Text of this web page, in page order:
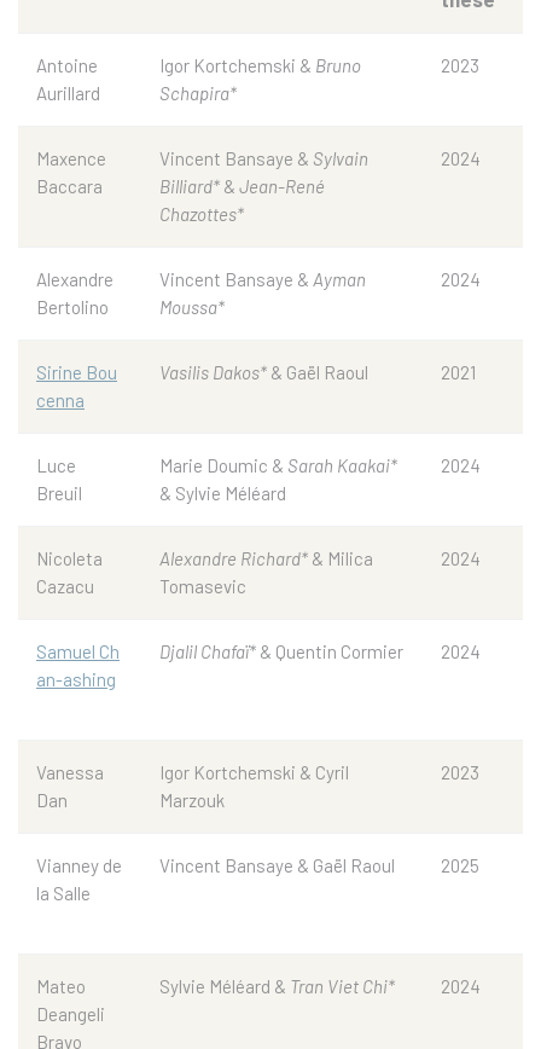
Antoine
Aurillard
Igor Kortchemski & Bruno
Schapira*
2023
Maxence
Baccara
Vincent Bansaye & Sylvain
Billiard* & Jean-René
Chazottes*
2024
Alexandre
Bertolino
Vincent Bansaye & Ayman
Moussa*
2024
Sirine Bou
cenna
Vasilis Dakos* & Gaël Raoul 2021
Luce
Breuil
Marie Doumic & Sarah Kaakai*
& Sylvie Méléard
2024
Nicoleta
Cazacu
Alexandre Richard* & Milica
Tomasevic
2024
Samuel Ch
an-ashing
Djalil Chafaï* & Quentin Cormier 2024
Vanessa
Dan
Igor Kortchemski & Cyril
Marzouk
2023
Vianney de
la Salle
Vincent Bansaye & Gaël Raoul 2025
Mateo
Deangeli
Bravo
Sylvie Méléard & Tran Viet Chi* 2024